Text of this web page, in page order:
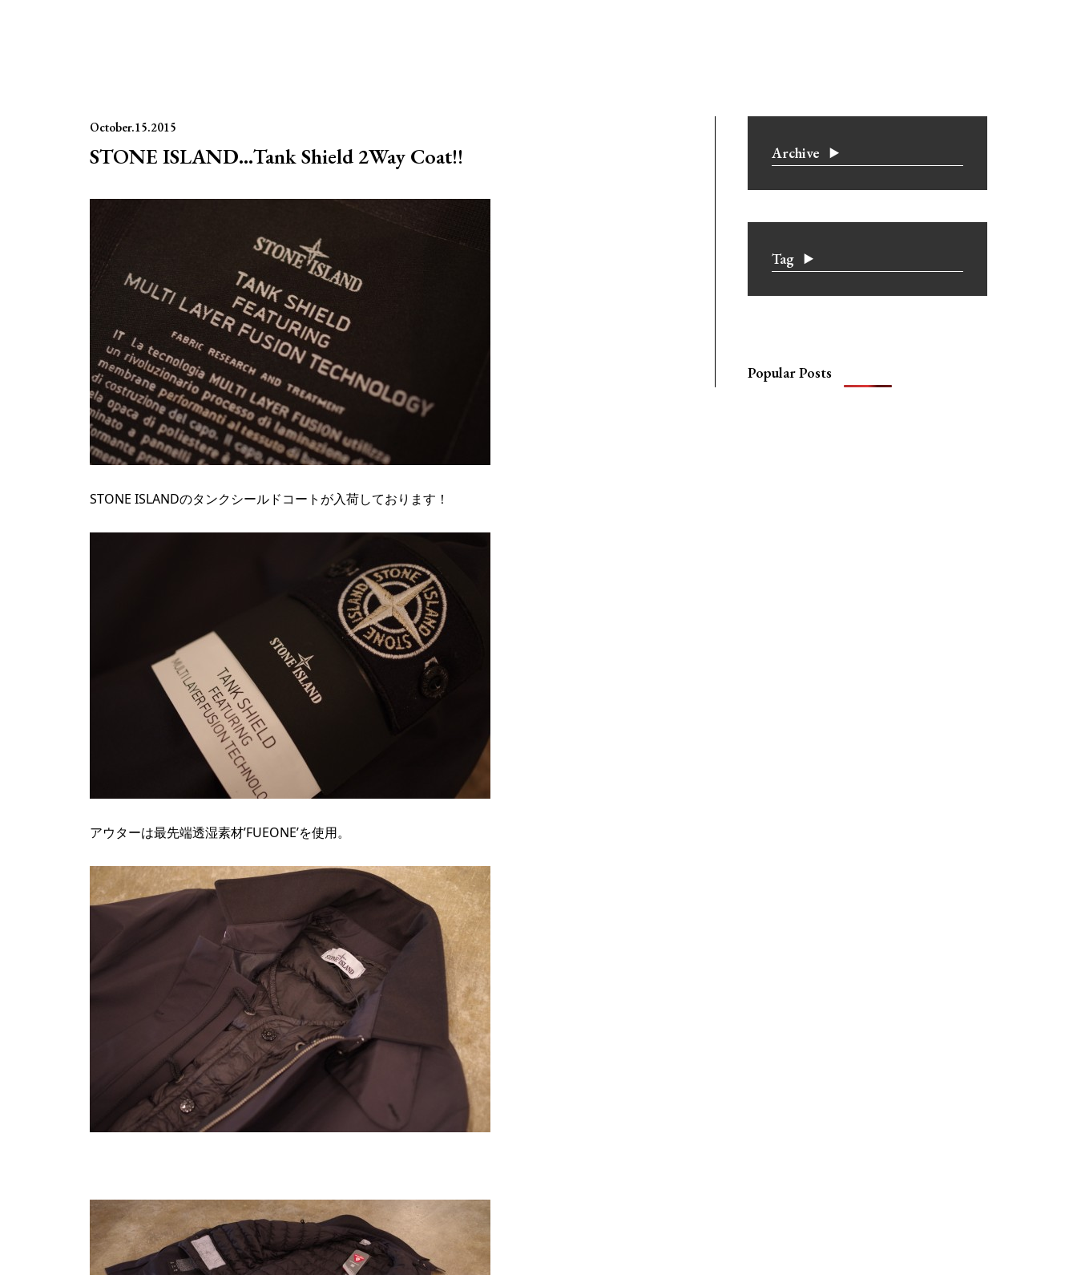
October.15.2015
STONE ISLAND…Tank Shield 2Way Coat!!
STONE ISLANDのタンクシールドコートが入荷しております！
アウターは最先端透湿素材’FUEONE’を使用。
Archive
Tag
Popular Posts